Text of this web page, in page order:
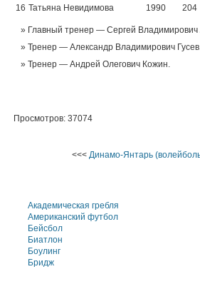
16 Татьяна Невидимова 1990 204
Главный тренер — Сергей Владимирович
Тренер — Александр Владимирович
Тренер — Андрей Олегович Кожин.
Просмотров: 37074
<<< Динамо-Янтарь
Академическая гребля
Американский футбол
Бейсбол
Биатлон
Боулинг
Бридж